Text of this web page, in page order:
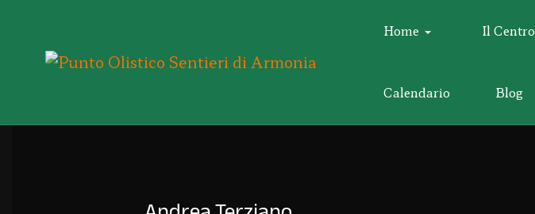
Home Il Centro
Calendario Blog